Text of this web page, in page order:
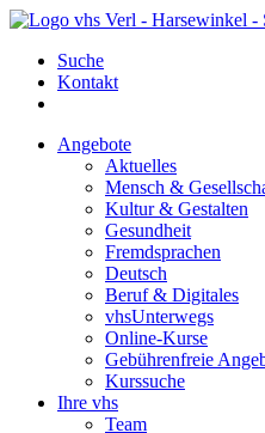
Suche
Kontakt
Angebote
Aktuelles
Mensch &
Kultur & Gestalten
Gesundheit
Fremdsprachen
Deutsch
Beruf & Digitales
vhsUnterwegs
Online-Kurse
Gebührenfreie
Kurssuche
Ihre vhs
Team